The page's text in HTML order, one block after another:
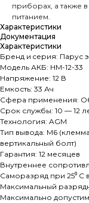
приборах, а также
питанием.
Характеристики
Документация
Характеристики
Бренд и cерия: Парус
Модель АКБ: HM-12-33
Напряжение: 12 В
Емкость: 33 Ач
Сфера применения:
Срок службы: 10 — 12
Технология: AGM
Тип вывода: M6
вертикальный болт)
Гарантия: 12 месяцев
Внутреннее
Саморазряд при 25⁰ С
Максимальный
Максимально